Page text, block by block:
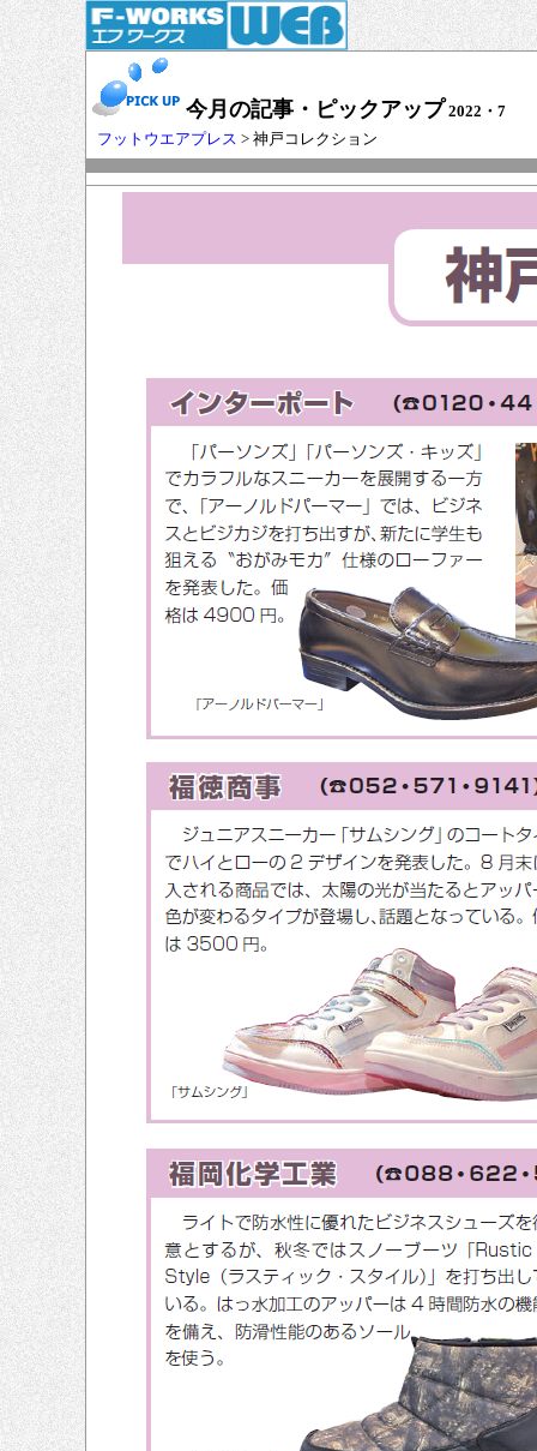
今月の記事・ピックアップ 2022・7
フットウエアプレス > 神戸コレクション